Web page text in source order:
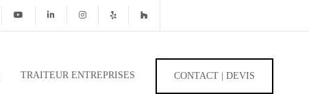
TRAITEUR ENTREPRISES CONTACT | DEVIS